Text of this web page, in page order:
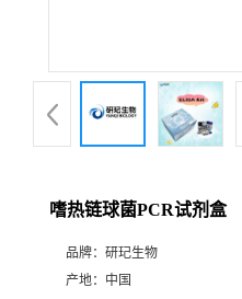
嗜热链球菌PCR试剂盒
品牌： 研玘生物
产地： 中国